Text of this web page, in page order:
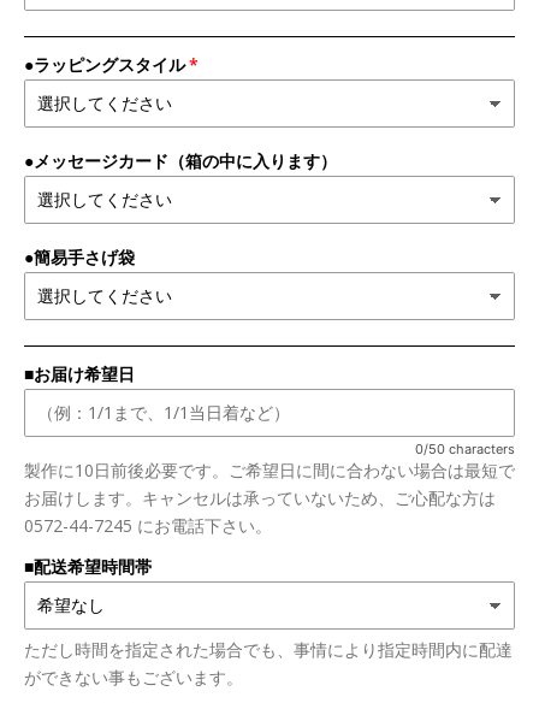
●ラッピングスタイル
●メッセージカード（箱の中に入ります）
●簡易手さげ袋
■お届け希望日
0/50 characters
製作に10日前後必要です。ご希望日に間に合わない場合は最短で
お届けします。キャンセルは承っていないため、ご心配な方は
0572-44-7245 にお電話下さい。
■配送希望時間帯
ただし時間を指定された場合でも、事情により指定時間内に配達
ができない事もございます。